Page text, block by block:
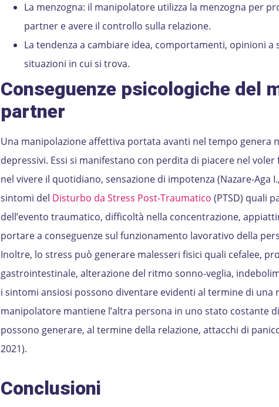
La menzogna: il manipolatore utilizza la menzogna per
partner e avere il controllo sulla relazione.
La tendenza a cambiare idea, comportamenti, opinioni a
situazioni in cui si trova.
Conseguenze psicologiche del
partner
Una manipolazione affettiva portata avanti nel tempo genera
depressivi. Essi si manifestano con perdita di piacere nel
nel vivere il quotidiano, sensazione di impotenza (Nazare-Aga
sintomi del Disturbo da Stress Post-Traumatico (PTSD) quali
dell’evento traumatico, difficoltà nella concentrazione,
portare a conseguenze sul funzionamento lavorativo della
Inoltre, lo stress può generare malesseri fisici quali cefalee,
gastrointestinale, alterazione del ritmo sonno-veglia,
i sintomi ansiosi possono diventare evidenti al termine di una
manipolatore mantiene l’altra persona in uno stato costante
possono generare, al termine della relazione, attacchi di
2021).
Conclusioni